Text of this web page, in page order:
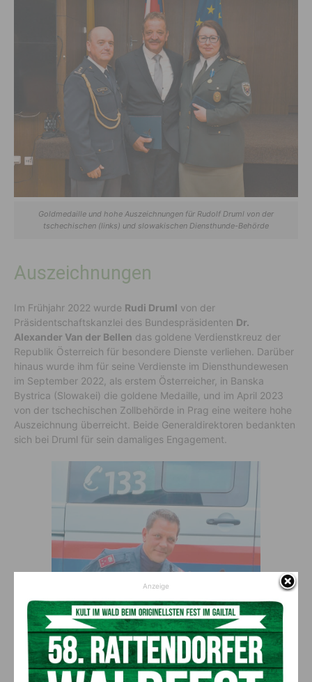
Goldmedaille und hohe Auszeichnungen für Rudolf Druml von der
tschechischen (links) und slowakischen Diensthunde-Behörde
Auszeichnungen
Im Frühjahr 2022 wurde Rudi Druml von der
Präsidentschaftskanzlei des Bundespräsidenten Dr.
Alexander Van der Bellen das goldene Verdienstkreuz der
Republik Österreich für besondere Dienste verliehen. Darüber
hinaus wurde ihm für seine Verdienste im Diensthundewesen
im September 2022, als erstem Österreicher, in Banska
Bystrica (Slowakei) die goldene Medaille, und im April 2023
von der tschechischen Zollbehörde in Prag eine weitere hohe
Auszeichnung überreicht. Beide Generaldirektoren bedankten
sich bei Druml für sein damaliges Engagement.
Anzeige